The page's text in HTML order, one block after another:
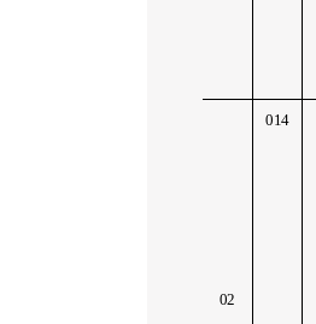
014
02